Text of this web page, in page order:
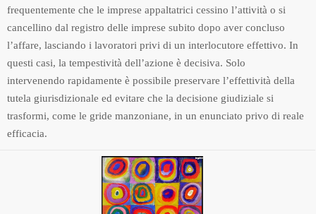
frequentemente che le imprese appaltatrici cessino l’attività o si
cancellino dal registro delle imprese subito dopo aver concluso
l’affare, lasciando i lavoratori privi di un interlocutore effettivo. In
questi casi, la tempestività dell’azione è decisiva. Solo
intervenendo rapidamente è possibile preservare l’effettività della
tutela giurisdizionale ed evitare che la decisione giudiziale si
trasformi, come le gride manzoniane, in un enunciato privo di reale
efficacia.